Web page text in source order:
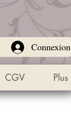
Connexion
CGV Plus